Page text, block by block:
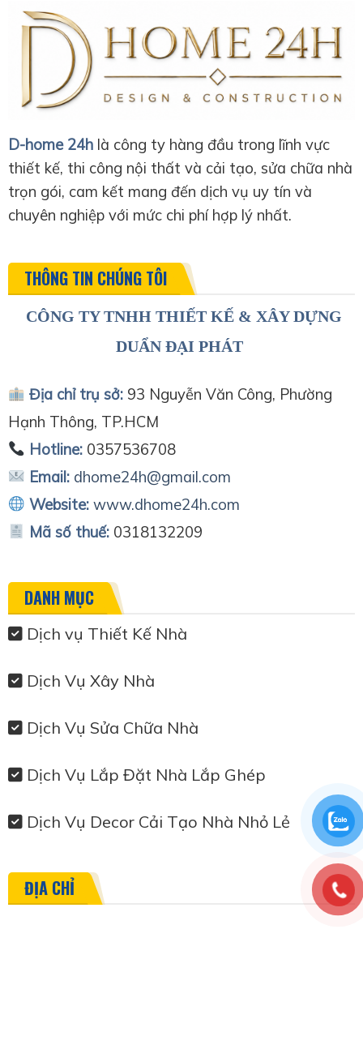
D-home 24h là công ty hàng đầu trong lĩnh vực
thiết kế, thi công nội thất và cải tạo, sửa chữa nhà
trọn gói, cam kết mang đến dịch vụ uy tín và
chuyên nghiệp với mức chi phí hợp lý nhất.
THÔNG TIN CHÚNG TÔI
CÔNG TY TNHH THIẾT KẾ & XÂY DỰNG
DUẨN ĐẠI PHÁT
Địa chỉ trụ sở:93 Nguyễn Văn Công, Phường
Hạnh Thông, TP.HCM
Hotline:0357536708
Email: dhome24h@gmail.com
Website: www.dhome24h.com
Mã số thuế: 0318132209
DANH MỤC
Dịch vụ Thiết Kế Nhà
Dịch Vụ Xây Nhà
Dịch Vụ Sửa Chữa Nhà
Dịch Vụ Lắp Đặt Nhà Lắp Ghép
Dịch Vụ Decor Cải Tạo Nhà Nhỏ Lẻ
ĐỊA CHỈ